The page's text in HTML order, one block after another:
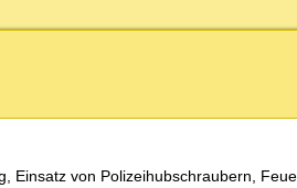
Einsatz von Polizeihubschraubern,